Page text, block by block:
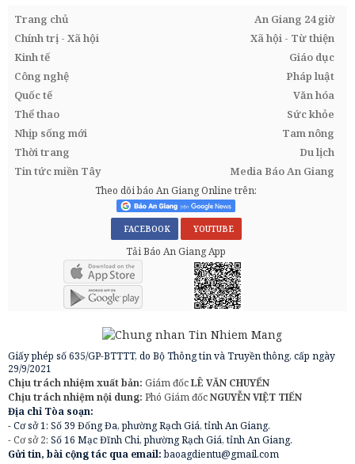
Trang chủ
An Giang 24 giờ
Chính trị - Xã hội
Xã hội - Từ thiện
Kinh tế
Giáo dục
Công nghệ
Pháp luật
Quốc tế
Văn hóa
Thể thao
Sức khỏe
Nhịp sống mới
Tam nông
Thời trang
Du lịch
Tin tức miền Tây
Media Báo An Giang
Theo dõi báo An Giang Online trên:
FACEBOOK YOUTUBE
Tải Báo An Giang App
Giấy phép số 635/GP-BTTTT, do Bộ Thông tin và Truyền thông, cấp ngày
29/9/2021
Chịu trách nhiệm xuất bản: Giám đốcLÊ VĂN CHUYỂN
Chịu trách nhiệm nội dung: Phó Giám đốcNGUYỄN VIỆT TIẾN
Địa chỉ Tòa soạn:
- Cơ sở 1: Số 39 Đống Đa, phường Rạch Giá, tỉnh An Giang.
- Cơ sở 2: Số 16 Mạc Đĩnh Chi, phường Rạch Giá, tỉnh An Giang.
Gửi tin, bài cộng tác qua email:baoagdientu@gmail.com